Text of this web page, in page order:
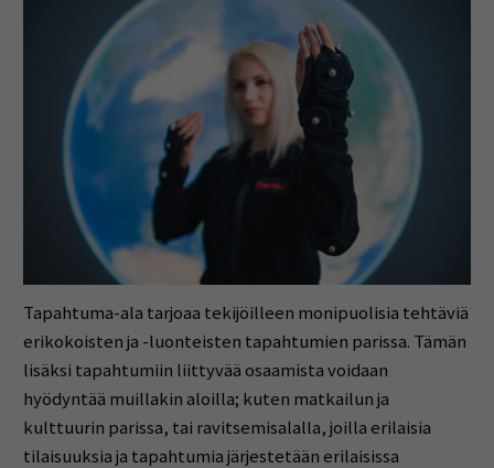
Tapahtuma-ala tarjoaa tekijöilleen monipuolisia tehtäviä
erikokoisten ja -luonteisten tapahtumien parissa. Tämän
lisäksi tapahtumiin liittyvää osaamista voidaan
hyödyntää muillakin aloilla; kuten matkailun ja
kulttuurin parissa, tai ravitsemisalalla, joilla erilaisia
tilaisuuksia ja tapahtumia järjestetään erilaisissa